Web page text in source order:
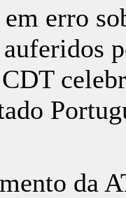
erro
da